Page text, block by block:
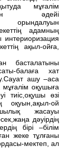
мұғалім
әдейі
орындалуын
адамның
интериоризация
ақыл-ойға,
басталатыны
балаға хат
ашу –аса
мұғалім оқушыға
тиіс,оқушы өзі
оқуын,ақыл-ой
жасауы
дәуірдің
бірі –білім
жеке тұлғаны
мектеп, ал